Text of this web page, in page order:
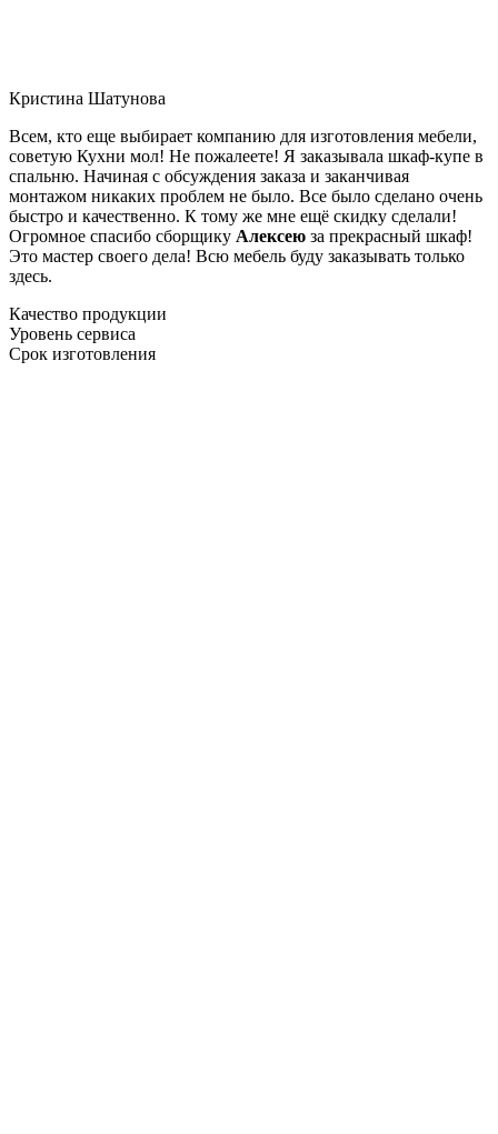
Кристина Шатунова
Всем, кто еще выбирает компанию для изготовления мебели,
советую Кухни мол! Не пожалеете! Я заказывала шкаф-купе в
спальню. Начиная с обсуждения заказа и заканчивая
монтажом никаких проблем не было. Все было сделано очень
быстро и качественно. К тому же мне ещё скидку сделали!
Огромное спасибо сборщику Алексею за прекрасный шкаф!
Это мастер своего дела! Всю мебель буду заказывать только
здесь.
Качество продукции
Уровень сервиса
Срок изготовления